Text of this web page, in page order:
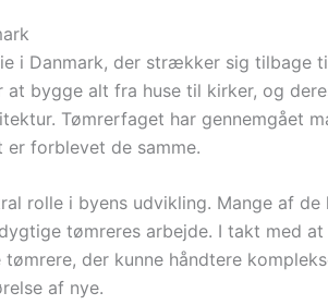
i Danmark, der strækker sig tilbage
at bygge alt fra huse til kirker, og
Tømrerfaget har gennemgået
forblevet de samme.
rolle i byens udvikling. Mange af de
tømreres arbejde. I takt med at
der kunne håndtere
af nye.